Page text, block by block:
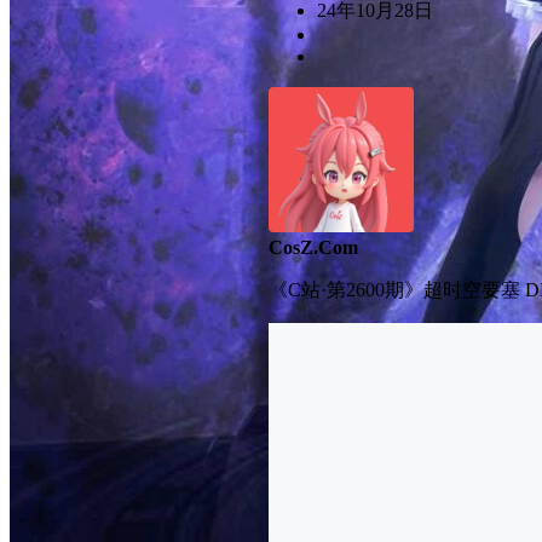
24年10月28日
CosZ.Com
《C站·第2600期》超时空要塞